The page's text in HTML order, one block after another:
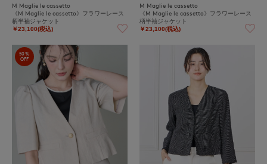
M Maglie le cassetto
《M Maglie le cassetto》フラワーレース
柄半袖ジャケット
￥23,100(税込)
M Maglie le cassetto
《M Maglie le cassetto》フラワーレース
柄半袖ジャケット
￥23,100(税込)
50%
OFF